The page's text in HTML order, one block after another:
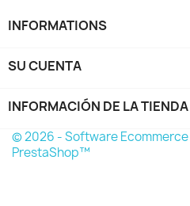
INFORMATIONS
SU CUENTA
INFORMACIÓN DE LA TIENDA
© 2026 - Software
PrestaShop™